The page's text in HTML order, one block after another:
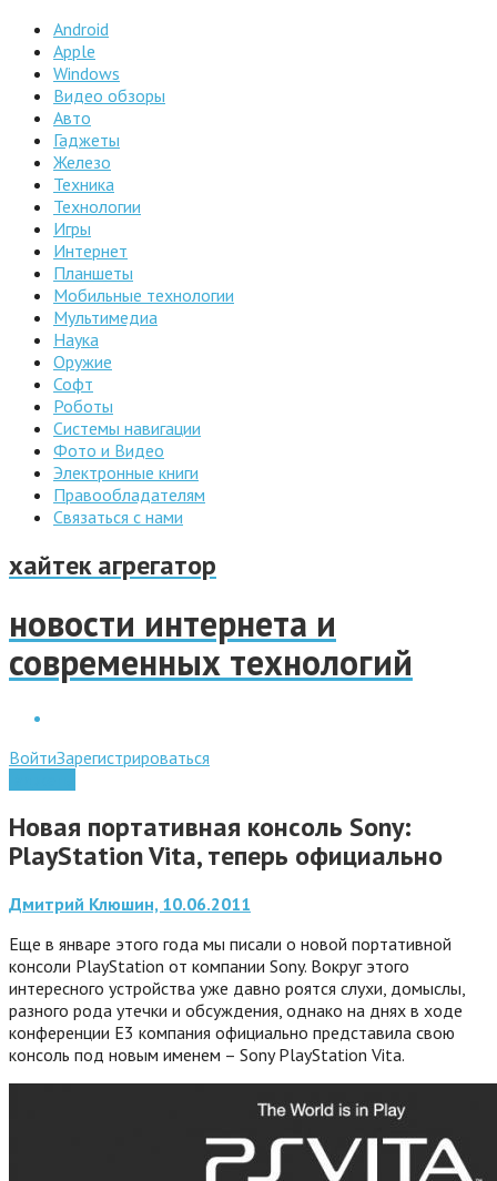
Android
Apple
Windows
Видео обзоры
Авто
Гаджеты
Железо
Техника
Технологии
Игры
Интернет
Планшеты
Мобильные технологии
Мультимедиа
Наука
Оружие
Софт
Роботы
Системы навигации
Фото и Видео
Электронные книги
Правообладателям
Связаться с нами
хайтек агрегатор
новости интернета и
современных технологий
ВойтиЗарегистрироваться
Новая портативная консоль Sony:
PlayStation Vita, теперь официально
Дмитрий Клюшин, 10.06.2011
Еще в январе этого года мы писали о новой портативной
консоли PlayStation от компании Sony. Вокруг этого
интересного устройства уже давно роятся слухи, домыслы,
разного рода утечки и обсуждения, однако на днях в ходе
конференции E3 компания официально представила свою
консоль под новым именем – Sony PlayStation Vita.